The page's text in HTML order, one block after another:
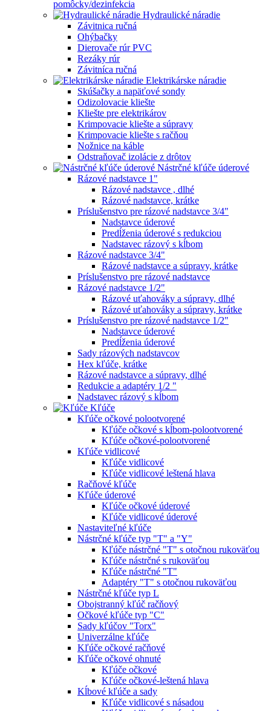
pomôcky/dezinfekcia
Hydraulické náradie
Závitnica ručná
Ohýbačky
Dierovače rúr PVC
Rezáky rúr
Závitníca ručná
Elektrikárske náradie
Skúšačky a napäťové sondy
Odizolovacie kliešte
Kliešte pre elektrikárov
Krimpovacie kliešte a súpravy
Krimpovacie kliešte s račňou
Nožnice na káble
Odstraňovač izolácie z drôtov
Nástrčné kľúče úderové
Rázové nadstavce 1"
Rázové nadstavce , dlhé
Rázové nadstavce, krátke
Príslušenstvo pre rázové nadstavce 3/4"
Nadstavce úderové
Predĺženia úderové s redukciou
Nadstavec rázový s kĺbom
Rázové nadstavce 3/4"
Rázové nadstavce a súpravy, krátke
Príslušenstvo pre rázové nadstavce
Rázové nadstavce 1/2"
Rázové uťahováky a súpravy, dlhé
Rázové uťahováky a súpravy, krátke
Príslušenstvo pre rázové nadstavce 1/2"
Nadstavce úderové
Predĺženia úderové
Sady rázových nadstavcov
Hex kľúče, krátke
Rázové nadstavce a súpravy, dlhé
Redukcie a adaptéry 1/2 "
Nadstavec rázový s kĺbom
Kľúče
Kľúče očkové polootvorené
Kľúče očkové s kĺbom-polootvorené
Kľúče očkové-polootvorené
Kľúče vidlicové
Kľúče vidlicové
Kľúče vidlicové leštená hlava
Račňové kľúče
Kľúče úderové
Kľúče očkové úderové
Kľúče vidlicové úderové
Nastaviteľné kľúče
Nástrčné kľúče typ "T" a "Y"
Kľúče nástrčné "T" s otočnou rukoväťou
Kľúče nástrčné s rukoväťou
Kľúče nástrčné "T"
Adaptéry "T" s otočnou rukoväťou
Nástrčné kľúče typ L
Obojstranný kľúč račňový
Očkové kľúče typ "C"
Sady kľúčov "Torx"
Univerzálne kľúče
Kľúče očkové račňové
Kľúče očkové ohnuté
Kľúče očkové
Kľúče očkové-leštená hlava
Kĺbové kľúče a sady
Kľúče vidlicové s násadou